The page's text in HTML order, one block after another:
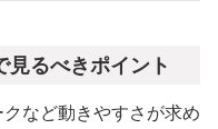
見るべきポイント
など動きやすさが求め